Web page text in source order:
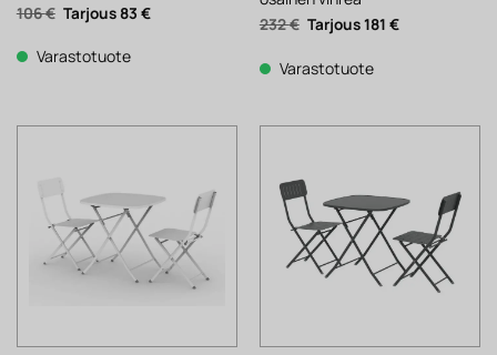
106€ Alkuperäinen
hinta
106 €.
83 €Nykyinen
Varastotuote
232€ Alkuperäinen
hinta
232 €.
181 €Nykyinen
Varastotuote